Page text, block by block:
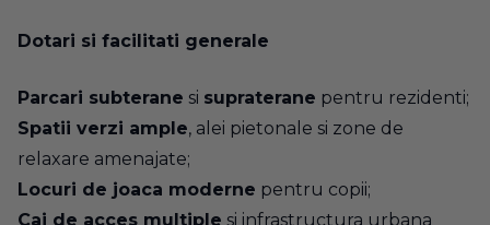
Dotari si facilitati generale
Parcari subterane si supraterane pentru rezidenti;
Spatii verzi ample, alei pietonale si zone de
relaxare amenajate;
Locuri de joaca moderne pentru copii;
Cai de acces multiple si infrastructura urbana